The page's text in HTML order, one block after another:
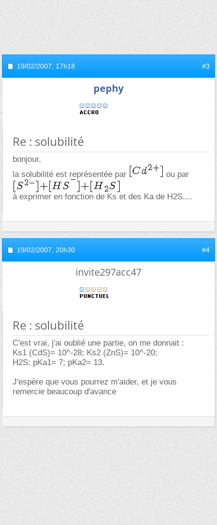
19/02/2007, 17h18 #3
pephy
Re : solubilité
bonjour,
la solubilité est représentée par
ou par
à exprimer en fonction de Ks et des Ka de H2S....
19/02/2007, 20h30 #4
invite297acc47
Re : solubilité
C'est vrai, j'ai oublié une partie, on me donnait :
Ks1 (CdS)= 10^-28; Ks2 (ZnS)= 10^-20;
H2S: pKa1= 7; pKa2= 13.
J'espère que vous pourrez m'aider, et je vous
remercie beaucoup d'avance